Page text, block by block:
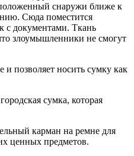
снаружи ближе к
Сюда поместится
с документами. Ткань
злоумышленники не смогут
и позволяет носить сумку как
сумка, которая
карман на ремне для
ценных предметов.